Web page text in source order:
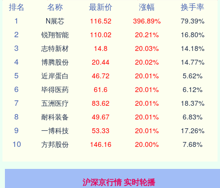
排名
名称 最新价 涨幅
换手率
1
N展芯 116.52 396.89% 79.39%
2 锐翔智能 110.02 20.21% 16.80%
3 志特新材 14.8 20.03% 14.18%
4 博腾股份 20.44 20.02% 14.77%
5 近岸蛋白 46.72 20.01% 5.62%
6 毕得医药 61.6 20.01% 6.12%
7 五洲医疗 83.62 20.01% 18.37%
8 耐科装备 49.67 20.01% 6.83%
9 一博科技 53.33 20.01% 17.26%
10 方邦股份 146.16 20.00% 7.68%
沪深京行情 实时轮播